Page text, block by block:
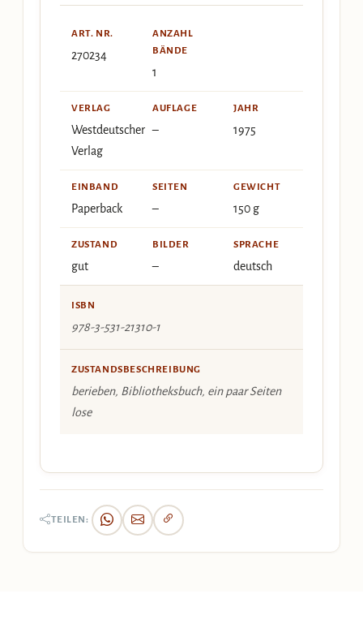
ART. NR.
270234
ANZAHL
BÄNDE
1
VERLAG
Westdeutscher
Verlag
AUFLAGE
–
JAHR
1975
EINBAND
Paperback
SEITEN
–
GEWICHT
150 g
ZUSTAND
gut
BILDER
–
SPRACHE
deutsch
ISBN
978-3-531-21310-1
ZUSTANDSBESCHREIBUNG
berieben, Bibliotheksbuch, ein paar Seiten
lose
TEILEN: